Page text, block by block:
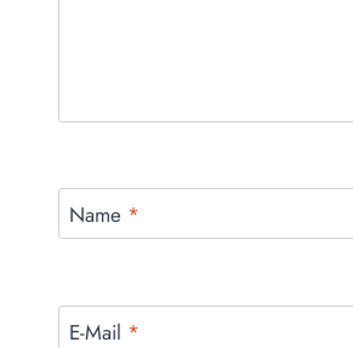
Name *
E-Mail *